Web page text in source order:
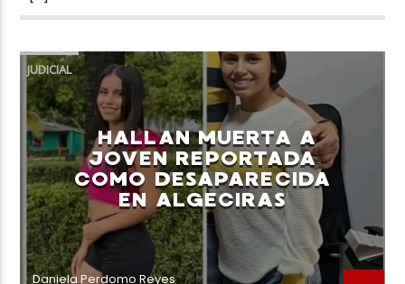
JUDICIAL
HALLAN MUERTA A
JOVEN REPORTADA
COMO DESAPARECIDA
EN ALGECIRAS
Daniela Perdomo Reyes